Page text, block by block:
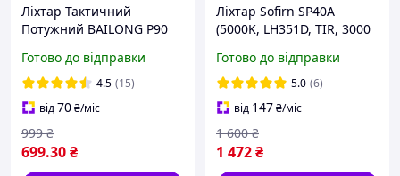
Ліхтар Тактичний
Потужний BAILONG P90
26650 Корпус Метал
Фонарь ручной Usb юсб
p50
Готово до відправки
4.5 (15)
від70₴/міс
699.30₴
999 ₴
Ліхтар Sofirn SP40A
(5000K, LH351D, TIR, 3000
зручний налобний ліхтар!
EDC
Готово до відправки
5.0 (6)
від 147₴/міс
1 472₴
1 600 ₴